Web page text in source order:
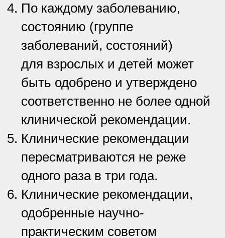
По каждому заболеванию,
состоянию (группе
заболеваний, состояний)
для взрослых и детей может
быть одобрено и утверждено
соответственно не более одной
клинической рекомендации.
Клинические рекомендации
пересматриваются не реже
одного раза в три года.
Клинические рекомендации,
одобренные научно-
практическим советом